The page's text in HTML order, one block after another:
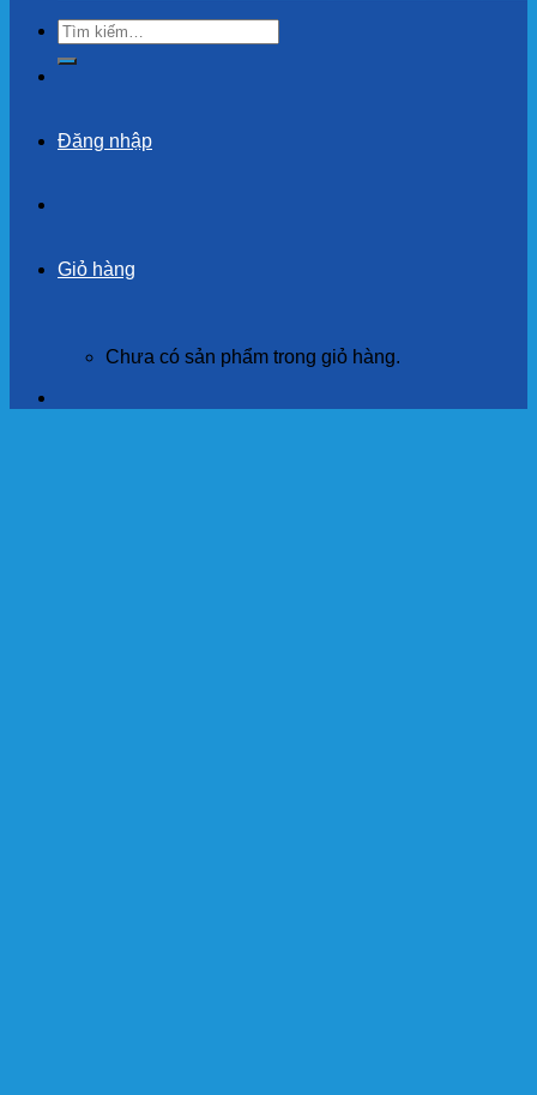
Tìm
kiếm:
Đăng nhập
Giỏ hàng
Chưa có sản phẩm trong giỏ hàng.